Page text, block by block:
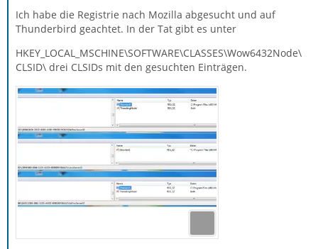
Ich habe die Registrie nach Mozilla abgesucht und auf
Thunderbird geachtet. In der Tat gibt es unter
HKEY_LOCAL_MSCHINE\SOFTWARE\CLASSES\Wow6432Node\
CLSID\ drei CLSIDs mit den gesuchten Einträgen.